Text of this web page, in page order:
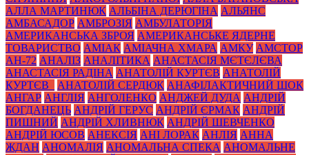
АЛЛА МАРТИНЮК АЛЬБІНА ДЕРЮГІНА АЛЬЯНС
АМБАСАДОР АМБРОЗІЯ АМБУЛАТОРІЯ
АМЕРИКАНСЬКА ЗБРОЯ АМЕРИКАНСЬКЕ ЯДЕРНЕ
ТОВАРИСТВО АМІАК АМІАЧНА ХМАРА АМКУ АМСТОР
АН-72 АНАЛІЗ АНАЛІТИКА АНАСТАСІЯ МЄТЄЛЄВА
АНАСТАСІЯ РАДІНА АНАТОЛІЙ КУРТЄВ АНАТОЛІЙ
КУРТЄВ_
АНАТОЛІЙ СЕРДЮК АНАФІЛАКТИЧНИЙ ШОК
АНГАР АНГЛІЯ АНГОЛЕНКО АНДЖЕЙ ДУДА АНДРІЙ
БОГДАНЕЦЬ АНДРІЙ ГЕРУС АНДРІЙ ЄРМАК АНДРІЙ
ПИШНИЙ АНДРІЙ ХЛИВНЮК АНДРІЙ ШЕВЧЕНКО
АНДРІЙ ЮСОВ АНЕКСІЯ АНІ ЛОРАК АНЛІЯ АННА
ЖДАН АНОМАЛІЯ АНОМАЛЬНА СПЕКА АНОМАЛЬНЕ